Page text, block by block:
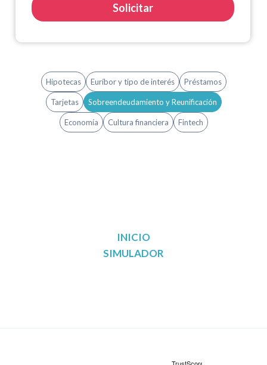
Solicitar
Hipotecas Euríbor y tipo de interés Préstamos
Tarjetas Sobreendeudamiento y Reunificación
Economía Cultura financiera Fintech
INICIO
SIMULADOR